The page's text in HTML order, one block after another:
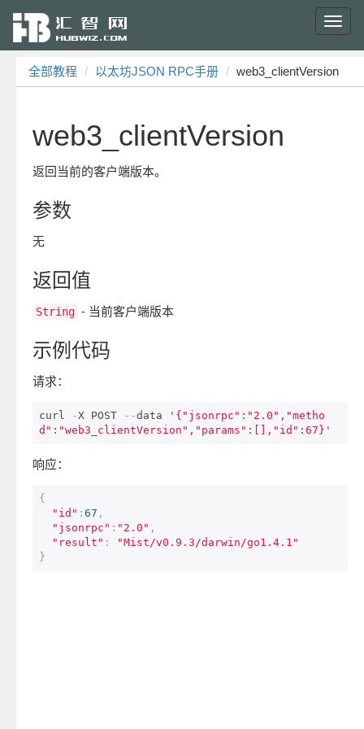
全部教程 以太坊JSON RPC手册 web3_clientVersion
web3_clientVersion
返回当前的客户端版本。
参数
无
返回值
String - 当前客户端版本
示例代码
请求：
curl -X POST --data
'{"jsonrpc":"2.0","metho
d":"web3_clientVersion","params":[],"id":67}'
响应：
{
"id" : 67 ,
"jsonrpc" : "2.0" ,
"result" :
"Mist/v0.9.3/darwin/go1.4.1"
}